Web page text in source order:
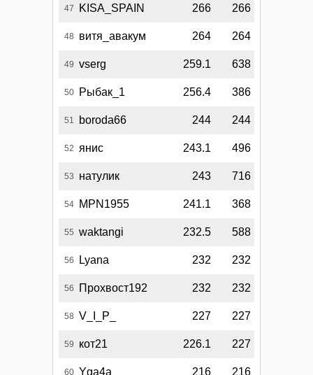
47 KISA_SPAIN 266 266
48 витя_авакум 264 264
49 vserg 259.1 638
50 Рыбак_1 256.4 386
51 boroda66 244 244
52 янис 243.1 496
53 натулик 243 716
54 MPN1955 241.1 368
55 waktangi 232.5 588
56 Lyana 232 232
56 Прохвост192 232 232
58 V_I_P_ 227 227
59 кот21 226.1 227
60 Yga4a 216 216